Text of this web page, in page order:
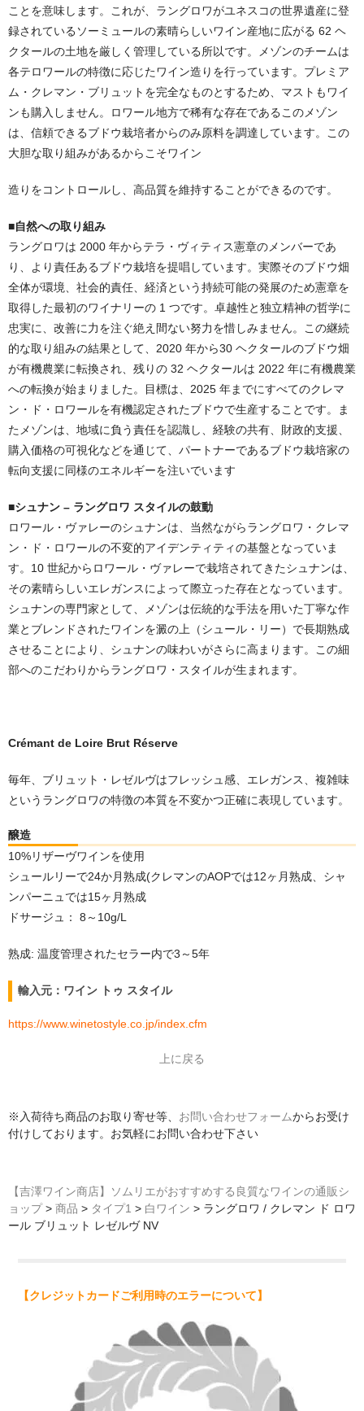
ことを意味します。これが、ラングロワがユネスコの世界遺産に登
録されているソーミュールの素晴らしいワイン産地に広がる 62 ヘ
クタールの土地を厳しく管理している所以です。メゾンのチームは
各テロワールの特徴に応じたワイン造りを行っています。プレミア
ム・クレマン・ブリュットを完全なものとするため、マストもワイ
ンも購入しません。ロワール地方で稀有な存在であるこのメゾン
は、信頼できるブドウ栽培者からのみ原料を調達しています。この
大胆な取り組みがあるからこそワイン
造りをコントロールし、高品質を維持することができるのです。
■自然への取り組み
ラングロワは 2000 年からテラ・ヴィティス憲章のメンバーであ
り、より責任あるブドウ栽培を提唱しています。実際そのブドウ畑
全体が環境、社会的責任、経済という持続可能の発展のため憲章を
取得した最初のワイナリーの 1 つです。卓越性と独立精神の哲学に
忠実に、改善に力を注ぐ絶え間ない努力を惜しみません。この継続
的な取り組みの結果として、2020 年から30 ヘクタールのブドウ畑
が有機農業に転換され、残りの 32 ヘクタールは 2022 年に有機農業
への転換が始まりました。目標は、2025 年までにすべてのクレマ
ン・ド・ロワールを有機認定されたブドウで生産することです。ま
たメゾンは、地域に負う責任を認識し、経験の共有、財政的支援、
購入価格の可視化などを通じて、パートナーであるブドウ栽培家の
転向支援に同様のエネルギーを注いでいます
■シュナン – ラングロワ スタイルの鼓動
ロワール・ヴァレーのシュナンは、当然ながらラングロワ・クレマ
ン・ド・ロワールの不変的アイデンティティの基盤となっていま
す。10 世紀からロワール・ヴァレーで栽培されてきたシュナンは、
その素晴らしいエレガンスによって際立った存在となっています。
シュナンの専門家として、メゾンは伝統的な手法を用いた丁寧な作
業とブレンドされたワインを澱の上（シュール・リー）で長期熟成
させることにより、シュナンの味わいがさらに高まります。この細
部へのこだわりからラングロワ・スタイルが生まれます。
Crémant de Loire Brut Réserve
毎年、ブリュット・レゼルヴはフレッシュ感、エレガンス、複雑味
というラングロワの特徴の本質を不変かつ正確に表現しています。
醸造
10%リザーヴワインを使用
シュールリーで24か月熟成(クレマンのAOPでは12ヶ月熟成、シャ
ンパーニュでは15ヶ月熟成
ドサージュ： 8～10g/L
熟成: 温度管理されたセラー内で3～5年
輸入元：ワイン トゥ スタイル
https://www.winetostyle.co.jp/index.cfm
上に戻る
※入荷待ち商品のお取り寄せ等、 お問い合わせフォームからお受け
付けしております。お気軽にお問い合わせ下さい
【吉澤ワイン商店】ソムリエがおすすめする良質なワインの通販シ
ョップ> 商品 > タイプ1 > 白ワイン > ラングロワ / クレマン ド ロワ
ール ブリュット レゼルヴ NV
【クレジットカードご利用時のエラーについて】